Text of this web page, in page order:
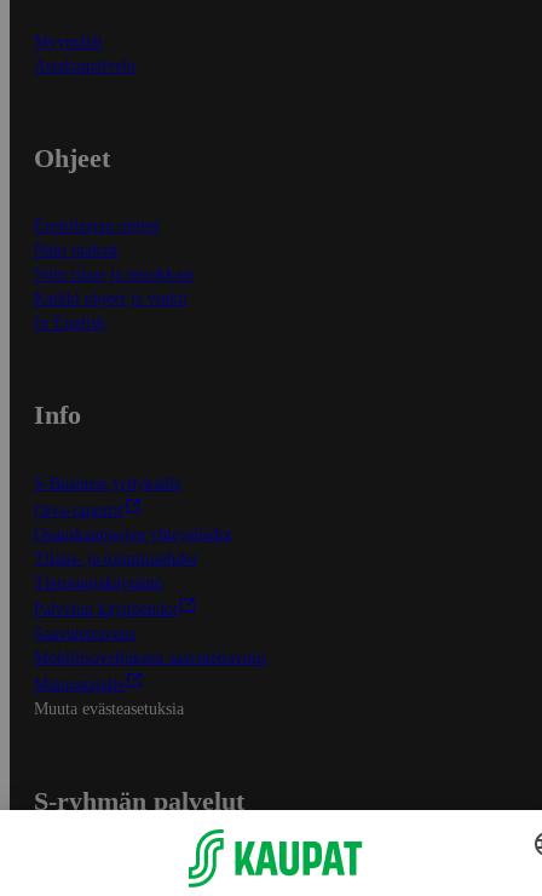
Myymälät
Asiakaspalvelu
Ohjeet
Ensitilaajan ohjeet
Näin maksat
Näin tilaat ja muokkaat
Kaikki ohjeet ja vinkit
In English
Info
S-Business yrityksille
Oiva-raportit
Osuuskauppojen yhteystiedot
Tilaus- ja toimitusehdot
Tietosuojakäytäntö
Palvelun käyttöehdot
Saavutettavuus
Mobiilisovelluksen saavutettavuus
Mainostajalle
Muuta evästeasetuksia
S-ryhmän palvelut